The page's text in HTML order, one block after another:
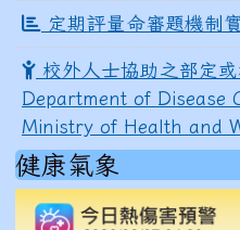
定期評量命審題機制
校外人士協助之部定
Department of Disease
Ministry of Health and
健康氣象